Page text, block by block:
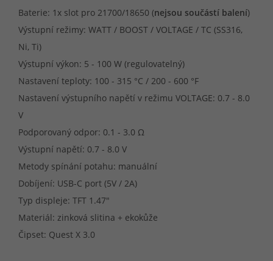
Baterie: 1x slot pro 21700/18650 (nejsou součástí balení)
Výstupní režimy: WATT / BOOST / VOLTAGE / TC (SS316,
Ni, Ti)
Výstupní výkon: 5 - 100 W (regulovatelný)
Nastavení teploty: 100 - 315 °C / 200 - 600 °F
Nastavení výstupního napětí v režimu VOLTAGE: 0.7 - 8.0
V
Podporovaný odpor: 0.1 - 3.0 Ω
Výstupní napětí: 0.7 - 8.0 V
Metody spínání potahu: manuální
Dobíjení: USB-C port (5V / 2A)
Typ displeje: TFT 1.47"
Materiál: zinková slitina + ekokůže
Čipset: Quest X 3.0